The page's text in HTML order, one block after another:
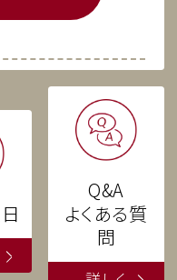
とんかつ まい泉
Q&A
よくある質
問